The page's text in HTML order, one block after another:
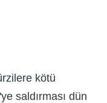
kötü
saldırması dün